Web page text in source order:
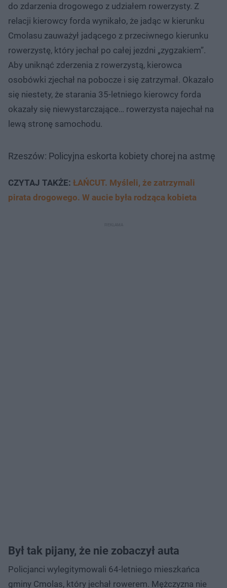
do zdarzenia drogowego z udziałem rowerzysty. Z
relacji kierowcy forda wynikało, że jadąc w kierunku
Cmolasu zauważył jadącego z przeciwnego kierunku
rowerzystę, który jechał po całej jezdni „zygzakiem”.
Aby uniknąć zderzenia z rowerzystą, kierowca
osobówki zjechał na pobocze i się zatrzymał. Okazało
się niestety, że starania 35-letniego kierowcy forda
okazały się niewystarczające… rowerzysta najechał na
lewą stronę samochodu.
Rzeszów: Policyjna eskorta kobiety chorej na astmę
CZYTAJ TAKŻE: ŁAŃCUT. Myśleli, że zatrzymali
pirata drogowego. W aucie była rodząca kobieta
Był tak pijany, że nie zobaczył auta
Policjanci wylegitymowali 64-letniego mieszkańca
gminy Cmolas, który jechał rowerem. Mężczyzna nie